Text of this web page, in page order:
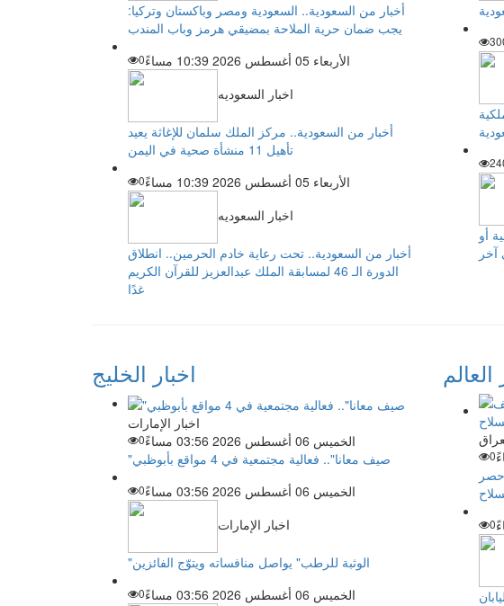
أخبار من السعودية.. السعودية ومصر وباكستان وتركيا:
يجب ضمان حرية الملاحة بمضيقي هرمز وباب المندب
الأربعاء 05 أغسطس 2026 10:39 مساءً
0
اخبار السعوديه
أخبار من السعودية.. مركز الملك سلمان للإغاثة يعيد
تأهيل 11 منشأة صحية في اليمن
الأربعاء 05 أغسطس 2026 10:39 مساءً
0
اخبار السعوديه
أخبار من السعودية.. تحت رعاية خادم الحرمين.. انطلاق
الدورة الـ 46 لمسابقة الملك عبدالعزيز للقرآن الكريم
غدًا
عربية أو
آخر
اخبار الخليج
اخبار الإمارات
الخميس 06 أغسطس 2026 03:56 مساءً
0
"صيف معانا".. فعالية مجتمعية في 4 مواقع بأبوظبي
الخميس 06 أغسطس 2026 03:56 مساءً
0
اخبار الإمارات
"الوثبة للرطب" يواصل منافساته ويتوّج الفائزين
الخميس 06 أغسطس 2026 03:56 مساءً
0
العالم
0
0